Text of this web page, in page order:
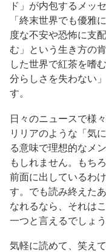
ド」が内包するメッ
「終末世界でも優雅
度な不安や恐怖に支
む」という生き方の
した世界で紅茶を嗜
分らしさを失わない
す。
日々のニュースで様
リリアのような「気
る意味で理想的なメ
もしれません。もち
前面に出しているわ
す。でも読み終えた
なれるなら、それは
一つと言えるでしょう
気軽に読めて、笑え